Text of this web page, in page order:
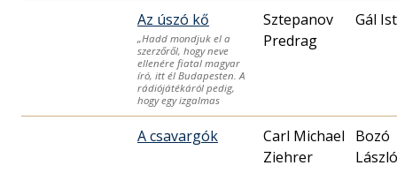
Az úszó kő
„Hadd mondjuk el a
szerzőről, hogy neve
ellenére fiatal magyar
író, itt él Budapesten. A
rádiójátékáról pedig,
hogy egy izgalmas
Sztepanov
Predrag
Gál
A csavargók
Carl Michael
Ziehrer
Bozó
László